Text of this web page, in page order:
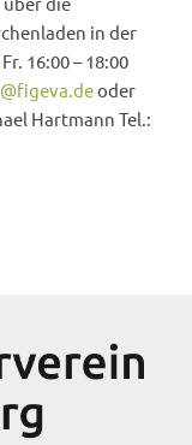
in der
16:00 – 18:00
oder
Hartmann Tel.: